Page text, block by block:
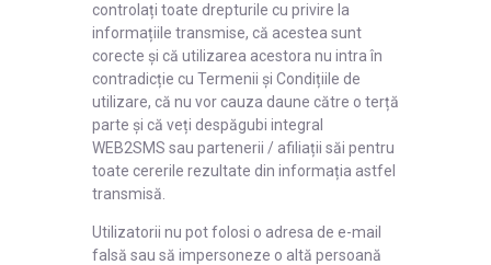
controlați toate drepturile cu privire la
informațiile transmise, că acestea sunt
corecte și că utilizarea acestora nu intra în
contradicție cu Termenii și Condițiile de
utilizare, că nu vor cauza daune către o terță
parte și că veți despăgubi integral
WEB2SMS sau partenerii / afiliații săi pentru
toate cererile rezultate din informația astfel
transmisă.
Utilizatorii nu pot folosi o adresa de e-mail
falsă sau să impersoneze o altă persoană